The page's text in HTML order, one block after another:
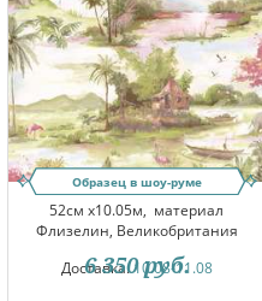
Образец в шоу-руме
52см x10.05м, материал
Флизелин, Великобритания
Доставка:10.08-11.08
6 350 руб.